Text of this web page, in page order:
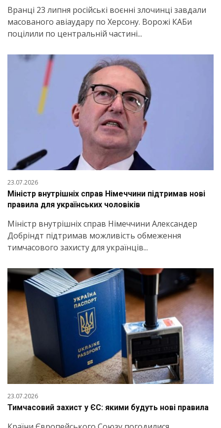
Вранці 23 липня російські воєнні злочинці завдали
масованого авіаудару по Херсону. Ворожі КАБи
поцілили по центральній частині...
23.07.2026
Міністр внутрішніх справ Німеччини підтримав нові
правила для українських чоловіків
Міністр внутрішніх справ Німеччини Александер
Добріндт підтримав можливість обмеження
тимчасового захисту для українців...
23.07.2026
Тимчасовий захист у ЄС: якими будуть нові правила